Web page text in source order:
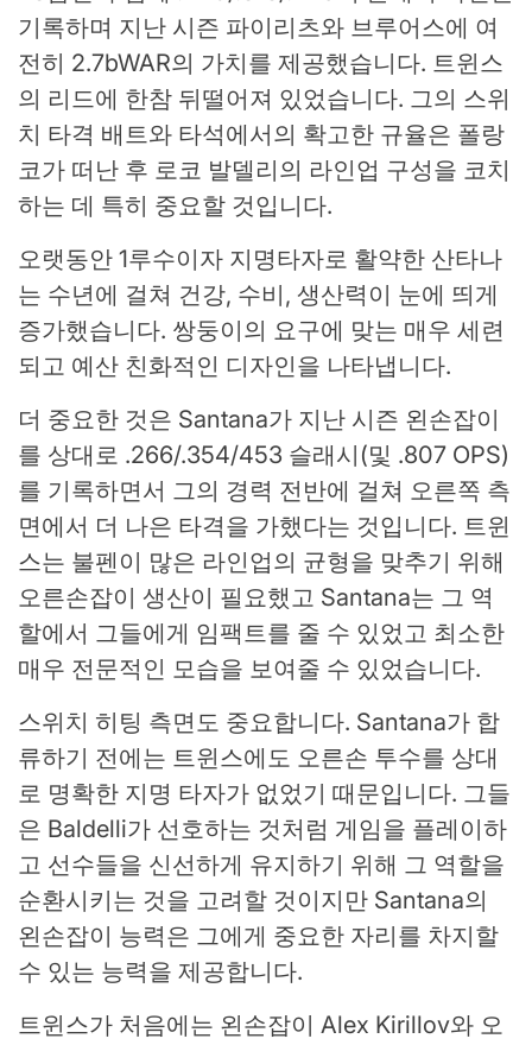
기록하며 지난 시즌 파이리츠와 브루어스에 여
전히 2.7bWAR의 가치를 제공했습니다. 트윈스
의 리드에 한참 뒤떨어져 있었습니다. 그의 스위
치 타격 배트와 타석에서의 확고한 규율은 폴랑
코가 떠난 후 로코 발델리의 라인업 구성을 코치
하는 데 특히 중요할 것입니다.
오랫동안 1루수이자 지명타자로 활약한 산타나
는 수년에 걸쳐 건강, 수비, 생산력이 눈에 띄게
증가했습니다. 쌍둥이의 요구에 맞는 매우 세련
되고 예산 친화적인 디자인을 나타냅니다.
더 중요한 것은 Santana가 지난 시즌 왼손잡이
를 상대로 .266/.354/453 슬래시(및 .807 OPS)
를 기록하면서 그의 경력 전반에 걸쳐 오른쪽 측
면에서 더 나은 타격을 가했다는 것입니다. 트윈
스는 불펜이 많은 라인업의 균형을 맞추기 위해
오른손잡이 생산이 필요했고 Santana는 그 역
할에서 그들에게 임팩트를 줄 수 있었고 최소한
매우 전문적인 모습을 보여줄 수 있었습니다.
스위치 히팅 측면도 중요합니다. Santana가 합
류하기 전에는 트윈스에도 오른손 투수를 상대
로 명확한 지명 타자가 없었기 때문입니다. 그들
은 Baldelli가 선호하는 것처럼 게임을 플레이하
고 선수들을 신선하게 유지하기 위해 그 역할을
순환시키는 것을 고려할 것이지만 Santana의
왼손잡이 능력은 그에게 중요한 자리를 차지할
수 있는 능력을 제공합니다.
트윈스가 처음에는 왼손잡이 Alex Kirillov와 오